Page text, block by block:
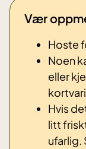
Vær
Hoste
Noen
eller
Hvis
litt
ufarlig.